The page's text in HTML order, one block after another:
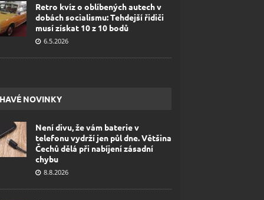
Retro kvíz o oblíbených autech v
dobách socialismu: Tehdejší řidiči
musí získat 10 z 10 bodů
6.5.2026
NOVINKY
Není divu, že vám baterie v
telefonu vydrží jen půl dne. Většina
Čechů dělá při nabíjení zásadní
chybu
8.8.2026